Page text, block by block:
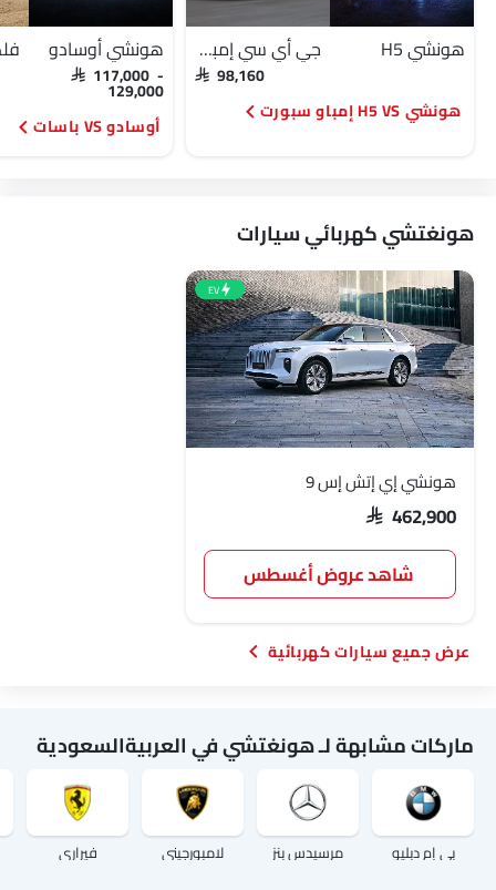
هونشي H5 جي أي سي إمباو سبورت
SAR 98,160
هونشي H5 VS إمباو سبورت
هونشي أوسادو
SAR 117,000 -
129,000
أوسادو VS باسات
هونغتشي كهربائي سيارات
EV
هونشي إي إتش إس 9
SAR 462,900
شاهد عروض أغسطس
سيارات كهربائية
ماركات مشابهة لـ هونغتشي في العربيةالسعودية
بي إم دبليو مرسيدس بنز لامبورجيني فيراري